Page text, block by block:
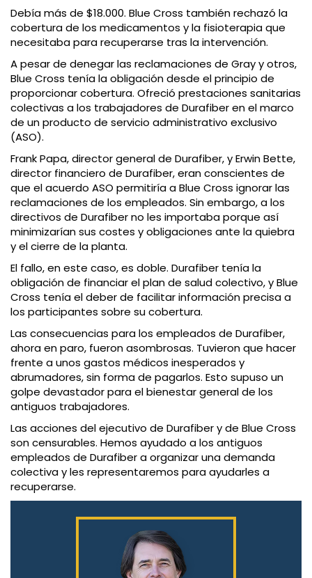
Debía más de $18.000. Blue Cross también rechazó la
cobertura de los medicamentos y la fisioterapia que
necesitaba para recuperarse tras la intervención.
A pesar de denegar las reclamaciones de Gray y otros,
Blue Cross tenía la obligación desde el principio de
proporcionar cobertura. Ofreció prestaciones sanitarias
colectivas a los trabajadores de Durafiber en el marco
de un producto de servicio administrativo exclusivo
(ASO).
Frank Papa, director general de Durafiber, y Erwin Bette,
director financiero de Durafiber, eran conscientes de
que el acuerdo ASO permitiría a Blue Cross ignorar las
reclamaciones de los empleados. Sin embargo, a los
directivos de Durafiber no les importaba porque así
minimizarían sus costes y obligaciones ante la quiebra
y el cierre de la planta.
El fallo, en este caso, es doble. Durafiber tenía la
obligación de financiar el plan de salud colectivo, y Blue
Cross tenía el deber de facilitar información precisa a
los participantes sobre su cobertura.
Las consecuencias para los empleados de Durafiber,
ahora en paro, fueron asombrosas. Tuvieron que hacer
frente a unos gastos médicos inesperados y
abrumadores, sin forma de pagarlos. Esto supuso un
golpe devastador para el bienestar general de los
antiguos trabajadores.
Las acciones del ejecutivo de Durafiber y de Blue Cross
son censurables. Hemos ayudado a los antiguos
empleados de Durafiber a organizar una demanda
colectiva y les representaremos para ayudarles a
recuperarse.